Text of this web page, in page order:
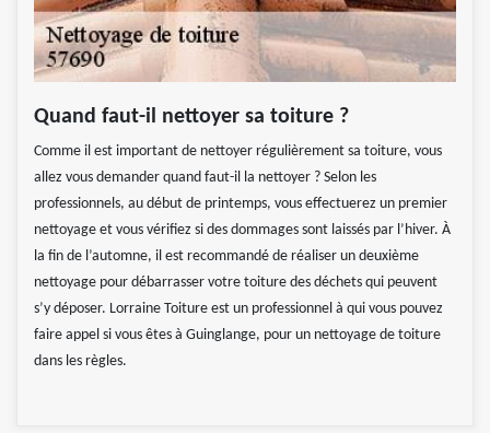
Quand faut-il nettoyer sa toiture ?
Comme il est important de nettoyer régulièrement sa toiture, vous
allez vous demander quand faut-il la nettoyer ? Selon les
professionnels, au début de printemps, vous effectuerez un premier
nettoyage et vous vérifiez si des dommages sont laissés par l’hiver. À
la fin de l’automne, il est recommandé de réaliser un deuxième
nettoyage pour débarrasser votre toiture des déchets qui peuvent
s’y déposer. Lorraine Toiture est un professionnel à qui vous pouvez
faire appel si vous êtes à Guinglange, pour un nettoyage de toiture
dans les règles.